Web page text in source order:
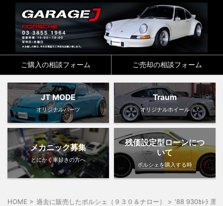
ご購入の相談フォーム ご売却の相談フォーム
JT MODE
オリジナルパーツ
Traum
オリジナルホイール
メカニック募集
とにかく車好きの方へ
残価設定型ローンにつ
いて
ポルシェを購入する時
HOME > 過去に販売したポルシェ（９３０＆ナロー） > '88 930ｶﾚﾗ 黒